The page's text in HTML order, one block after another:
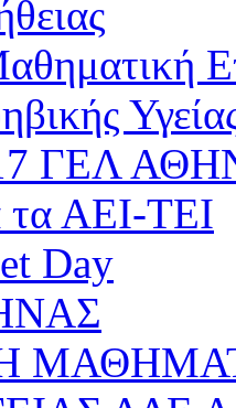
ΓΕΛ
ΑΕΙ-ΤΕΙ
Day